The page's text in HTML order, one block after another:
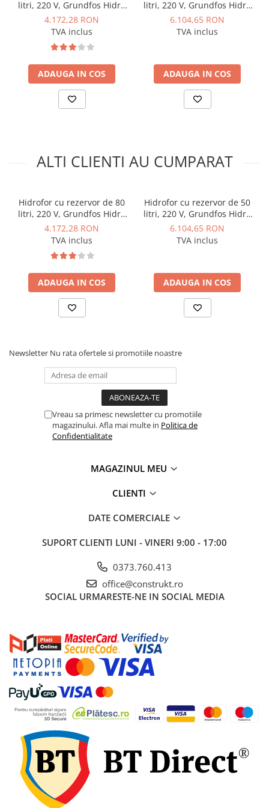
Instalatii de gaz
Tevi PEHD gaz
Fitinguri gaz
Aparate sudura si dispozitive gaz
Izolatii pentru aer conditionat
Polistiren expandat
Automatizari si elemente de
automatizare
Automatizari panouri solare
Grupuri de circulatie
Manometre, presostate si
termostate
Regulatoare electronice
Vane si servomotoare
Termostate pentru ventilo-
convectori
Ventile termice de amestec
UPS-uri si stabilizatoare de
Ventile electromagnetice
Automatizare centrala termica
Termostate aplicatii industriale
industriale
Echipamente pentru tratarea si
Pompe submersibile
Motopompe
Hidrofoare
Vase de expansiune pentru
hidrofor
Grupuri de pompare apa
Rezervoare apa si accesorii stocare
Echipamente de filtrare si
dedurizare apa
Contoare de apa - Apometre
Camine apometru
fabricate din otel inoxidabil;
Camerele de aspiratie si de refulare sunt fabricate
din fonta;
Volum rezervor de presiune: 50 litri;
Material carcasa pompa: fonta;
Material rotor: otel-inox;
Garantia produsului este 2 ani.
litri, 220 V, Grundfos Hidro
1 CM 3-5 R 80 l
4.172,28 RON
TVA inclus
ADAUGA IN COS
litri, 220 V, Grundfos Hidro
1 CM 5-6 R 50 l
6.104,65 RON
TVA inclus
ADAUGA IN COS
ALTI CLIENTI AU CUMPARAT
Hidrofor cu rezervor de 80
litri, 220 V, Grundfos Hidro
1 CM 3-5 R 80 l
4.172,28 RON
TVA inclus
ADAUGA IN COS
Hidrofor cu rezervor de 50
litri, 220 V, Grundfos Hidro
1 CM 5-6 R 50 l
6.104,65 RON
TVA inclus
ADAUGA IN COS
Newsletter Nu rata ofertele si promotiile noastre
Vreau sa primesc newsletter cu promotiile
magazinului. Afla mai multe in Politica de
Confidentialitate
MAGAZINUL MEU
CLIENTI
DATE COMERCIALE
SUPORT CLIENTI LUNI - VINERI 9:00 - 17:00
0373.760.413
office@construkt.ro
SOCIAL URMARESTE-NE IN SOCIAL MEDIA